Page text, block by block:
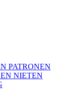
PATRONEN
NIETEN